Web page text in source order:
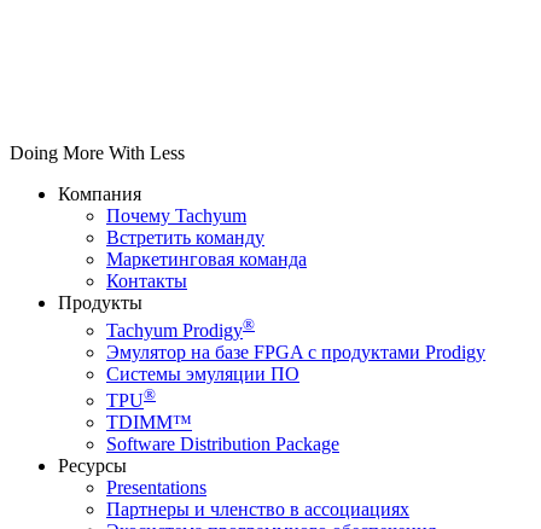
Doing More With Less
Компания
Почему Tachyum
Встретить команду
Маркетинговая команда
Контакты
Продукты
Tachyum Prodigy®
Эмулятор на базе FPGA с продуктами Prodigy
Системы эмуляции ПО
TPU®
TDIMM™
Software Distribution Package
Ресурсы
Presentations
Партнеры и членство в ассоциациях